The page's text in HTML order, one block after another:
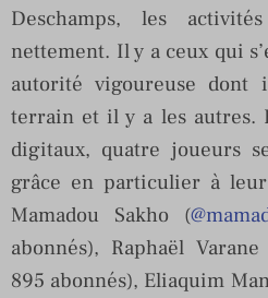
Deschamps, les
nettement. Il y a ceux qui
autorité vigoureuse
terrain et il y a les autres.
digitaux, quatre joueurs
grâce en particulier à
Mamadou Sakho (
abonnés), Raphaël
895 abonnés), Eliaquim